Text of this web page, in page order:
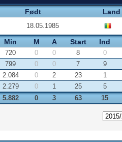
Født Land
18.05.1985
Min M A Start Ind
720 0 0 8 0
799 0 0 7 9
2.084 0 2 23 1
2.279 0 1 25 5
5.882 0 3 63 15